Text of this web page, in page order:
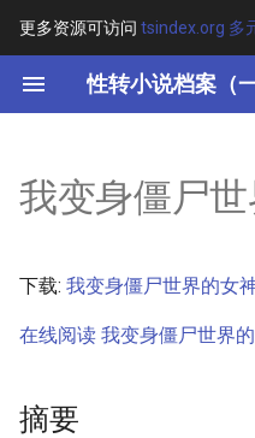
更多资源可访问 tsindex.org 多
性转小说档案（一
键
开
搜
索
其他信息 [Processed Page
我变身僵尸
下载: 我变身僵尸世界的女
在线阅读 我变身僵尸世界
摘要